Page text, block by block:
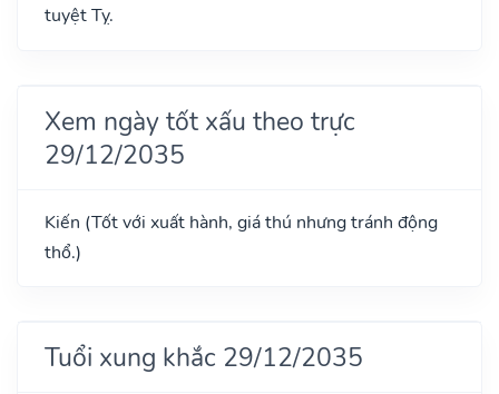
tuyệt Tỵ.
Xem ngày tốt xấu theo trực
29/12/2035
Kiến (Tốt với xuất hành, giá thú nhưng tránh động
thổ.)
Tuổi xung khắc 29/12/2035